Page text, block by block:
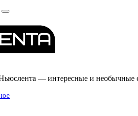
— интересные и необычные